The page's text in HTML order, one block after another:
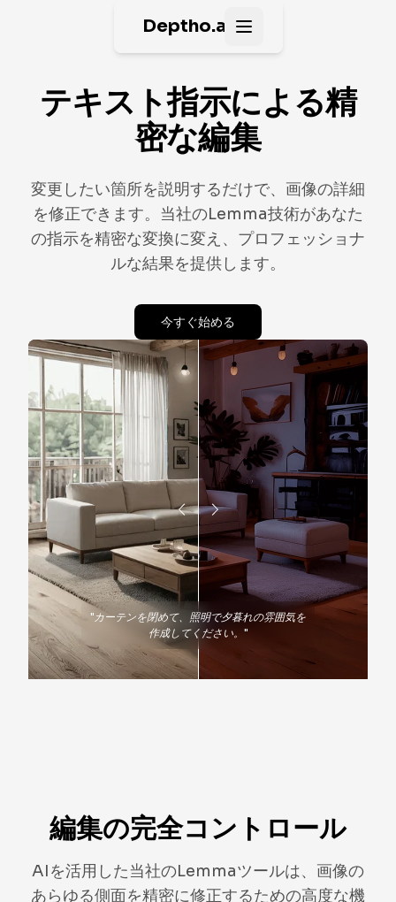
Deptho.ai Open main menu
テキスト指示による精
密な編集
変更したい箇所を説明するだけで、画像の詳細
を修正できます。当社のLemma技術があなた
の指示を精密な変換に変え、プロフェッショナ
ルな結果を提供します。
今すぐ始める
"カーテンを閉めて、照明で夕暮れの雰囲気を
作成してください。 "
編集の完全コントロール
AIを活用した当社のLemmaツールは、画像の
あらゆる側面を精密に修正するための高度な機